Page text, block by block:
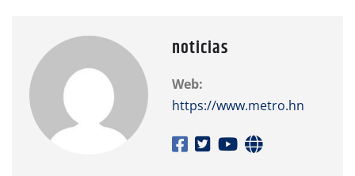
noticias
Web:
https://www.metro.hn